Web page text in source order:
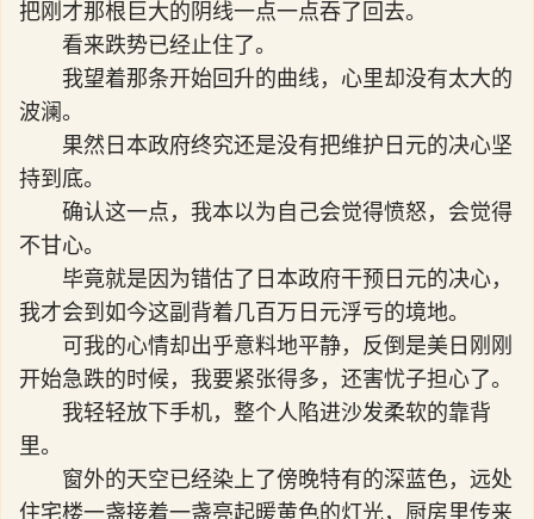
把刚才那根巨大的阴线一点一点吞了回去。
看来跌势已经止住了。
我望着那条开始回升的曲线，心里却没有太大的
波澜。
果然日本政府终究还是没有把维护日元的决心坚
持到底。
确认这一点，我本以为自己会觉得愤怒，会觉得
不甘心。
毕竟就是因为错估了日本政府干预日元的决心，
我才会到如今这副背着几百万日元浮亏的境地。
可我的心情却出乎意料地平静，反倒是美日刚刚
开始急跌的时候，我要紧张得多，还害忧子担心了。
我轻轻放下手机，整个人陷进沙发柔软的靠背
里。
窗外的天空已经染上了傍晚特有的深蓝色，远处
住宅楼一盏接着一盏亮起暖黄色的灯光，厨房里传来